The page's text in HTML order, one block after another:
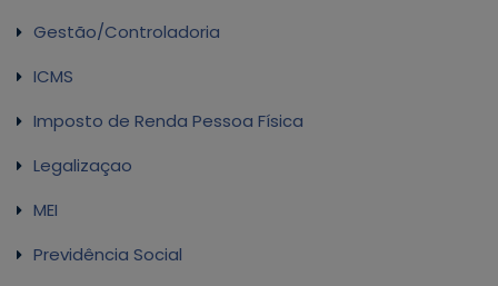
Gestão/Controladoria
ICMS
Imposto de Renda Pessoa Física
Legalizaçao
MEI
Previdência Social